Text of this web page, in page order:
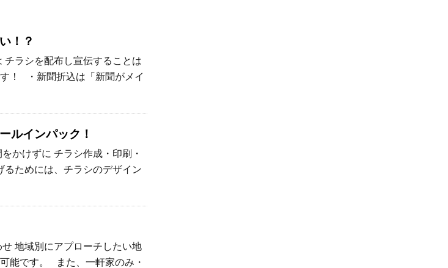
！？
ラシを配布し宣伝することは
！ ・新聞折込は「新聞がメイ
ルインパック！
かけずに チラシ作成・印刷・
ためには、チラシのデザイン
地域別にアプローチしたい地
能です。 また、一軒家のみ・